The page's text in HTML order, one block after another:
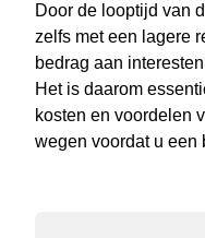
Door de looptijd van
zelfs met een lagere
bedrag aan
Het is daarom
kosten en voordelen
wegen voordat u een